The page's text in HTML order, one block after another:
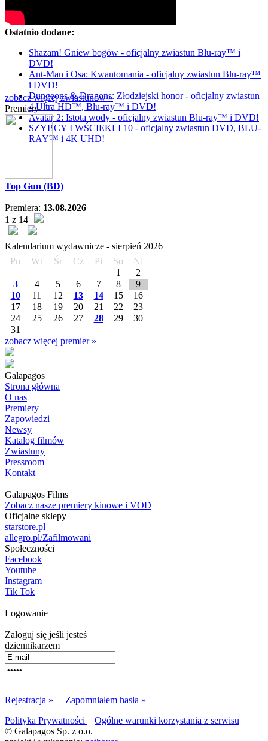
Ostatnio dodane:
Shazam! Gniew bogów - oficjalny zwiastun Blu-ray™ i
DVD!
Ant-Man i Osa: Kwantomania - oficjalny zwiastun Blu-ray™
i DVD!
Dungeons & Dragons: Złodziejski honor - oficjalny zwiastun
4 Ultra HD™, Blu-ray™ i DVD!
Avatar 2: Istota wody - oficjalny zwiastun Blu-ray™ i DVD!
SZYBCY I WŚCIEKLI 10 - oficjalny zwiastun DVD, BLU-
RAY™ i 4K UHD!
zobacz więcej zwiastunów »
Premiery
Top Gun (BD)
Premiera: 13.08.2026
1 z 14
Kalendarium wydawnicze - sierpień 2026
Pn
Wt Śr Cz Pi So
Ni
1
2
3
4 5 6 7 8
9
10
11 12 13 14 15
16
17
18 19 20 21 22
23
24
25 26 27 28 29
30
31
zobacz więcej premier »
Galapagos
Strona główna
O nas
Premiery
Zapowiedzi
Newsy
Katalog filmów
Zwiastuny
Pressroom
Kontakt
Galapagos Films
Zobacz nasze premiery kinowe i VOD
Oficjalne sklepy
starstore.pl
allegro.pl/Zafilmowani
Społeczności
Facebook
Youtube
Instagram
Tik Tok
Logowanie
Zaloguj się jeśli jesteś
dziennikarzem
Rejestracja »
Zapomniałem hasła »
Polityka Prywatności
Ogólne warunki korzystania z serwisu
© Galapagos Sp. z o.o.